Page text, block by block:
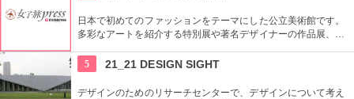
日本で初めてのファッションをテーマにした公立美術館です。
多彩なアートを紹介する特別展や著名デザイナーの作品展、ラ
な方、ファッション業界の方、ファッションを学ぶ方、必見で
す。
5 21_21 DESIGN SIGHT
デザインのためのリサーチセンターで、デザインについて考え